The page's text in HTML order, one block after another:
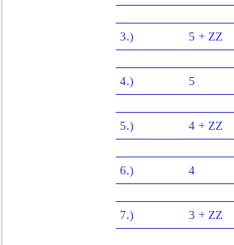
3.) 5 + ZZ
4.) 5
5.) 4 + ZZ
6.) 4
7.) 3 + ZZ